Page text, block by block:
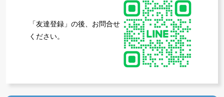
「友達登録」の後、お問合せ
ください。